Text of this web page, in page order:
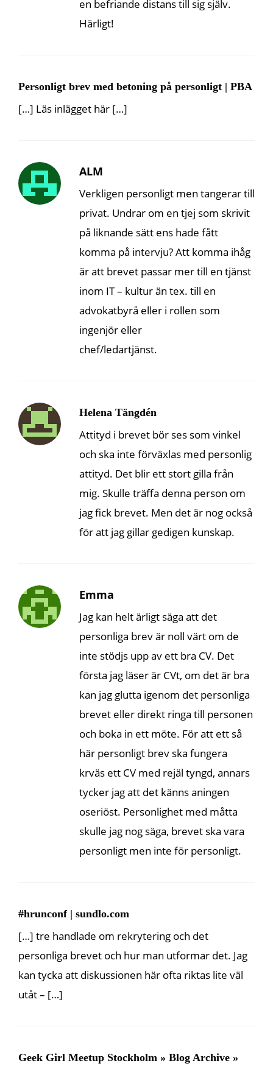
en befriande distans till sig själv.
Härligt!
Personligt brev med betoning på personligt | PBA
[…] Läs inlägget här […]
ALM
Verkligen personligt men tangerar till
privat. Undrar om en tjej som skrivit
på liknande sätt ens hade fått
komma på intervju? Att komma ihåg
är att brevet passar mer till en tjänst
inom IT – kultur än tex. till en
advokatbyrå eller i rollen som
ingenjör eller
chef/ledartjänst.
Helena Tängdén
Attityd i brevet bör ses som vinkel
och ska inte förväxlas med personlig
attityd. Det blir ett stort gilla från
mig. Skulle träffa denna person om
jag fick brevet. Men det är nog också
för att jag gillar gedigen kunskap.
Emma
Jag kan helt ärligt säga att det
personliga brev är noll värt om de
inte stödjs upp av ett bra CV. Det
första jag läser är CVt, om det är bra
kan jag glutta igenom det personliga
brevet eller direkt ringa till personen
och boka in ett möte. För att ett så
här personligt brev ska fungera
krväs ett CV med rejäl tyngd, annars
tycker jag att det känns aningen
oseriöst. Personlighet med måtta
skulle jag nog säga, brevet ska vara
personligt men inte för personligt.
#hrunconf | sundlo.com
[…] tre handlade om rekrytering och det
personliga brevet och hur man utformar det. Jag
kan tycka att diskussionen här ofta riktas lite väl
utåt – […]
Geek Girl Meetup Stockholm » Blog Archive »